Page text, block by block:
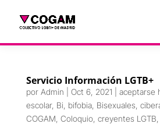
Servicio Información LGTB+
por Admin Oct 6, 2021 aceptarse
escolar, Bi bifobia, Bisexuales
COGAM Coloquio, creyentes LGTB